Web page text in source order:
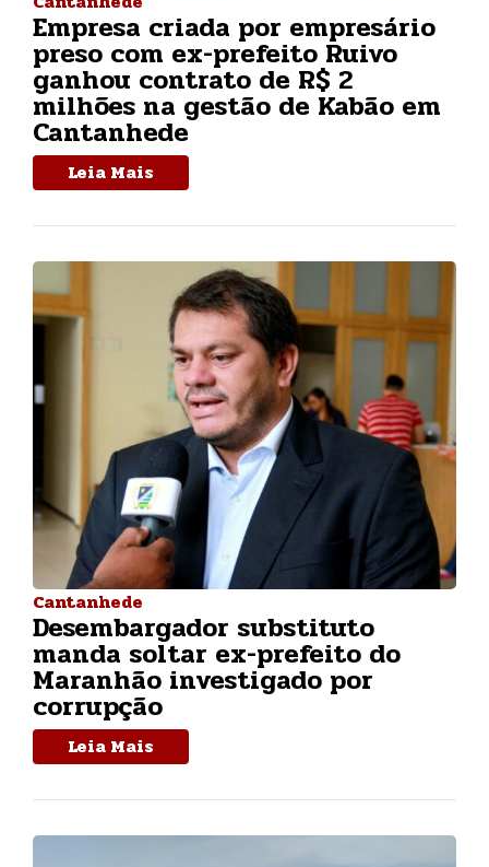
Empresa criada por empresário
preso com ex-prefeito Ruivo
ganhou contrato de R$ 2
milhões na gestão de Kabão em
Cantanhede
Leia Mais
Cantanhede
Desembargador substituto
manda soltar ex-prefeito do
Maranhão investigado por
corrupção
Leia Mais